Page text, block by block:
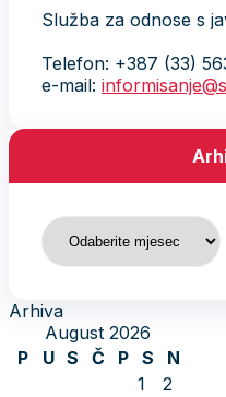
Služba za odnose s
Telefon: +387 (33)
e-mail:
Arhiva
Arhiva
August 2026
P
U S Č P S
N
1
2